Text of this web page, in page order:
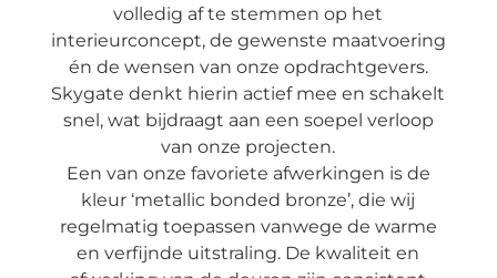
volledig af te stemmen op het
interieurconcept, de gewenste maatvoering
én de wensen van onze opdrachtgevers.
Skygate denkt hierin actief mee en schakelt
snel, wat bijdraagt aan een soepel verloop
van onze projecten.
Een van onze favoriete afwerkingen is de
kleur ‘metallic bonded bronze’, die wij
regelmatig toepassen vanwege de warme
en verfijnde uitstraling. De kwaliteit en